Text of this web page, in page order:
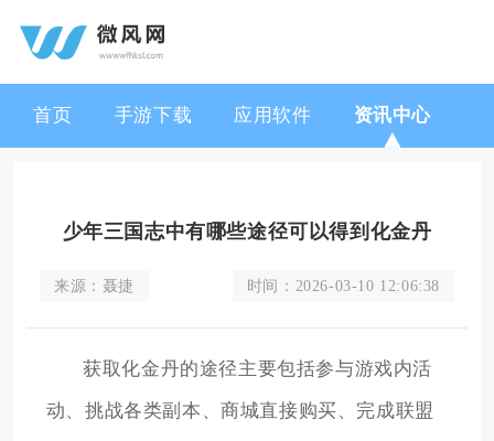
首页 手游下载 应用软件 资讯中心
少年三国志中有哪些途径可以得到化金丹
来源： 聂捷 时间： 2026-03-10 12:06:38
获取化金丹的途径主要包括参与游戏内活
动、挑战各类副本、商城直接购买、完成联盟